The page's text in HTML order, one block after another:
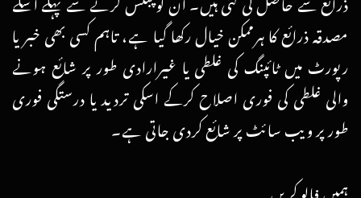
مصدقہ ذرائع کا ہرممکن خیال رکھا گیا ہے، تاہم کسی بھی خبر یا
رپورٹ میں ٹائپنگ کی غلطی یا غیرارادی طور پر شائع ہونے
والی غلطی کی فوری اصلاح کرکے اسکی تردید یا درستگی فوری
طور پر ویب سائٹ پر شائع کردی جاتی ہے۔